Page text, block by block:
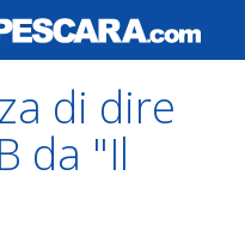
di dire
da "Il